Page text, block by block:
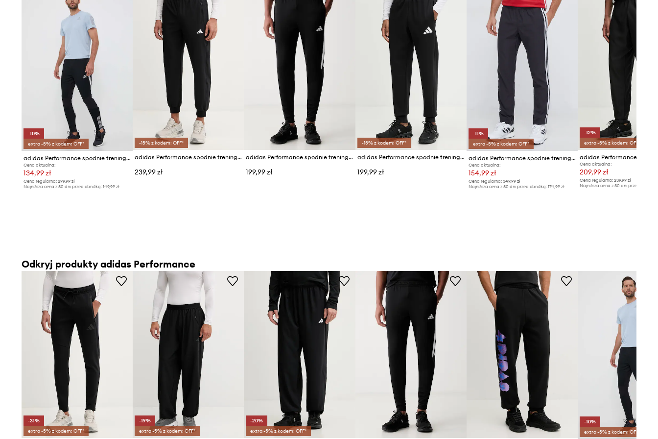
- Elementy odblaskowe zwiększają widoczność i bezpieczeństwo po zmroku.
- Szerokość w pasie: 38 cm.
- Szerokość w biodrach: 53 cm.
- Wysokość stanu: 30 cm.
- Szerokość nogawki na dole: 14,5 cm.
- Szerokość nogawki: 29 cm.
- Długość nogawki: 101 cm.
- Wymiary podane dla rozmiaru: M.
Tabela rozmiarów
-10%
extra -5% z kodem: OFF*
adidas Performance spodnie treningowe Tiro 23
Cena aktualna:
134,99 zł
Cena regularna: 299,99 zł
Najniższa cena z 30 dni przed obniżką: 149,99 zł
-15% z kodem: OFF*
adidas Performance spodnie treningowe Essentials Flex
239,99 zł
adidas Performance spodnie treningowe męskie Tiro 26
199,99 zł
-15% z kodem: OFF*
adidas Performance spodnie treningowe Entrada26
199,99 zł
-11%
extra -5% z kodem: OFF*
adidas Performance spodnie treningowe Trackstand
Cena aktualna:
154,99 zł
Cena regularna:349,99 zł
Najniższa cena z 30 dni przed obniżką:174,99 zł
-12%
extra -5% z kodem: OFF*
Cena aktualna:
209,99 zł
Cena regularna: 239,99 zł
Najniższa cena z 30 dni przed obniżką:
Odkryj produkty adidas Performance
-31%
extra -5% z kodem: OFF*
-19%
extra -5% z kodem: OFF*
-20%
extra -5% z kodem: OFF*
-10%
extra -5% z kodem: OFF*